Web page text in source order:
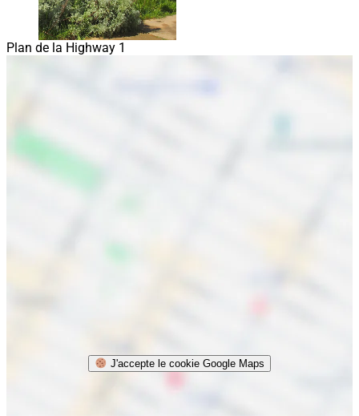
Plan de la Highway 1
J'accepte le cookie Google Maps